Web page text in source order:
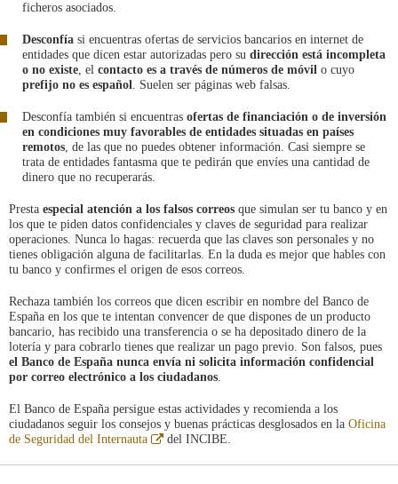
ficheros asociados.
Desconfía si encuentras ofertas de servicios bancarios en internet de
entidades que dicen estar autorizadas pero su dirección está incompleta
o no existe, el contacto es a través de números de móvil o cuyo
prefijo no es español. Suelen ser páginas web falsas.
Desconfía también si encuentras ofertas de financiación o de inversión
en condiciones muy favorables de entidades situadas en países
remotos, de las que no puedes obtener información. Casi siempre se
trata de entidades fantasma que te pedirán que envíes una cantidad de
dinero que no recuperarás.
Presta especial atención a los falsos correos que simulan ser tu banco y en
los que te piden datos confidenciales y claves de seguridad para realizar
operaciones. Nunca lo hagas: recuerda que las claves son personales y no
tienes obligación alguna de facilitarlas. En la duda es mejor que hables con
tu banco y confirmes el origen de esos correos.
Rechaza también los correos que dicen escribir en nombre del Banco de
España en los que te intentan convencer de que dispones de un producto
bancario, has recibido una transferencia o se ha depositado dinero de la
lotería y para cobrarlo tienes que realizar un pago previo. Son falsos, pues
el Banco de España nunca envía ni solicita información confidencial
por correo electrónico a los ciudadanos.
El Banco de España persigue estas actividades y recomienda a los
ciudadanos seguir los consejos y buenas prácticas desglosados en la Oficina
de Seguridad del Internauta
Abre
ventana
del INCIBE.